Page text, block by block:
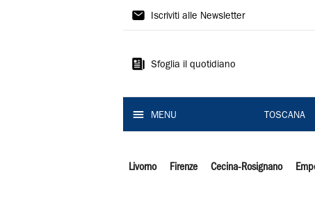
Il
Iscriviti alle Newsletter
Sfoglia il quotidiano
MENU TOSCANA
Livorno Firenze Cecina-Rosignano